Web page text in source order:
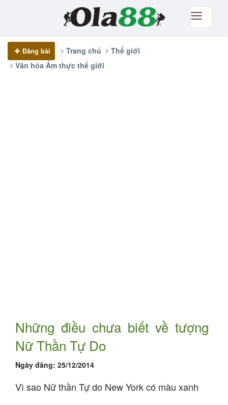
Đăng bài Trang chủ
Thế giới
Văn hóa Ẩm thực thế giới
Những điều chưa biết về tượng
Nữ Thần Tự Do
Ngày đăng: 25/12/2014
Vì sao Nữ thần Tự do New York có màu xanh